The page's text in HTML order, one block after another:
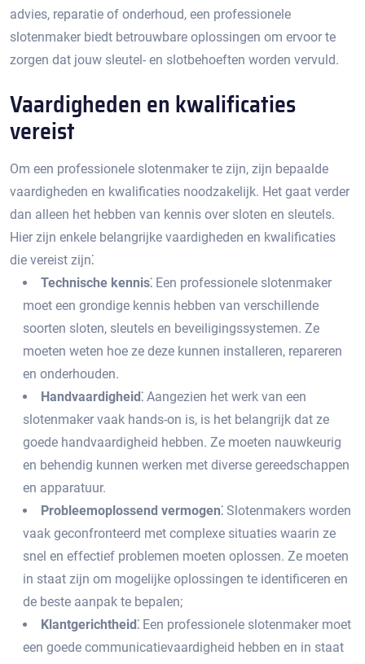
advies, reparatie of onderhoud, een professionele
slotenmaker biedt betrouwbare oplossingen om ervoor te
zorgen dat jouw sleutel- en slotbehoeften worden vervuld.​
Vaardigheden en kwalificaties
vereist
Om een professionele slotenmaker te zijn, zijn bepaalde
vaardigheden en kwalificaties noodzakelijk. Het gaat verder
dan alleen het hebben van kennis over sloten en sleutels.​
Hier zijn enkele belangrijke vaardigheden en kwalificaties
die vereist zijn⁚
Technische kennis⁚ Een professionele slotenmaker
moet een grondige kennis hebben van verschillende
soorten sloten, sleutels en beveiligingssystemen.​ Ze
moeten weten hoe ze deze kunnen installeren, repareren
en onderhouden.​
Handvaardigheid⁚ Aangezien het werk van een
slotenmaker vaak hands-on is, is het belangrijk dat ze
goede handvaardigheid hebben.​ Ze moeten nauwkeurig
en behendig kunnen werken met diverse gereedschappen
en apparatuur.
Probleemoplossend vermogen⁚ Slotenmakers worden
vaak geconfronteerd met complexe situaties waarin ze
snel en effectief problemen moeten oplossen.​ Ze moeten
in staat zijn om mogelijke oplossingen te identificeren en
de beste aanpak te bepalen;
Klantgerichtheid⁚ Een professionele slotenmaker moet
een goede communicatievaardigheid hebben en in staat